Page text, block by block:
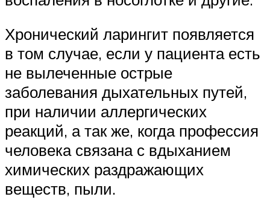
Хронический ларингит появляется
в том случае, если у пациента есть
не вылеченные острые
заболевания дыхательных путей,
при наличии аллергических
реакций, а так же, когда профессия
человека связана с вдыханием
химических раздражающих
веществ, пыли.